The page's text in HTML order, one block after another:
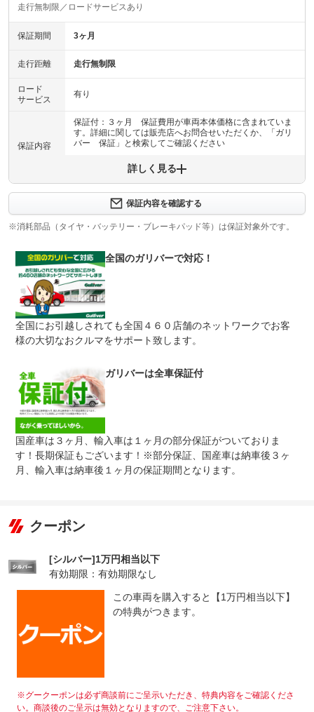
走行無制限／ロードサービスあり
保証期間 3ヶ月
走行距離 走行無制限
ロード
サービス
有り
保証内容
保証付：３ヶ月 保証費用が車両本体価格に含まれていま
す。詳細に関しては販売店へお問合せいただくか、「ガリ
バー 保証」と検索してご確認ください
保証内容について問い合わせる
保証項目
計11項目
１エンジン機構 ２動力伝達機構 ３ブレーキ機構 ４ス
テアリング機構 ５前後アクスル機構 ６電子制御機構
７エアコン機構 ８車外装備品 ９車内装備品 １０乗員
修理回数 無制限
上限金額
車両本体価格
●期間内の修理回数に制限はありませんが、累積上限金額
は車両価格の５０％が上限です●対象部品の詳細は、別途
規約に定めるとおりとなります。
無し
て、１万円の免責金を申し受けます。●詳しくはスタッフ
までお問い合わせください。
保証修理
受付先
●当店までご連絡ください。ご遠方の方は当店で受付後、
お近くのガリバー店舗または修理工場のご案内をいたしま
すので、お気軽にお申し付けください。
法定整備
整備付 法定12ヶ月または法定24ヶ月点検整備付
※車検なし・車検整備付の場合は法定24ヶ月点検整備付
※商用車は6ヶ月または12ヶ月点検整備付
もご用意しております。
詳しく見る
保証内容を確認する
※消耗部品（タイヤ・バッテリー・ブレーキパッド等）は保証対象外です。
全国のガリバーで対応！
全国にお引越しされても全国４６０店舗のネットワークでお客
様の大切なおクルマをサポート致します。
ガリバーは全車保証付
国産車は３ヶ月、輸入車は１ヶ月の部分保証がついておりま
す！長期保証もございます！※部分保証、国産車は納車後３ヶ
月、輸入車は納車後１ヶ月の保証期間となります。
クーポン
[シルバー]1万円相当以下
有効期限：有効期限なし
この車両を購入すると【1万円相当以下】
の特典がつきます。
※グークーポンは必ず商談前にご呈示いただき、特典内容をご確認くださ
い。商談後のご呈示は無効となりますので、ご注意下さい。